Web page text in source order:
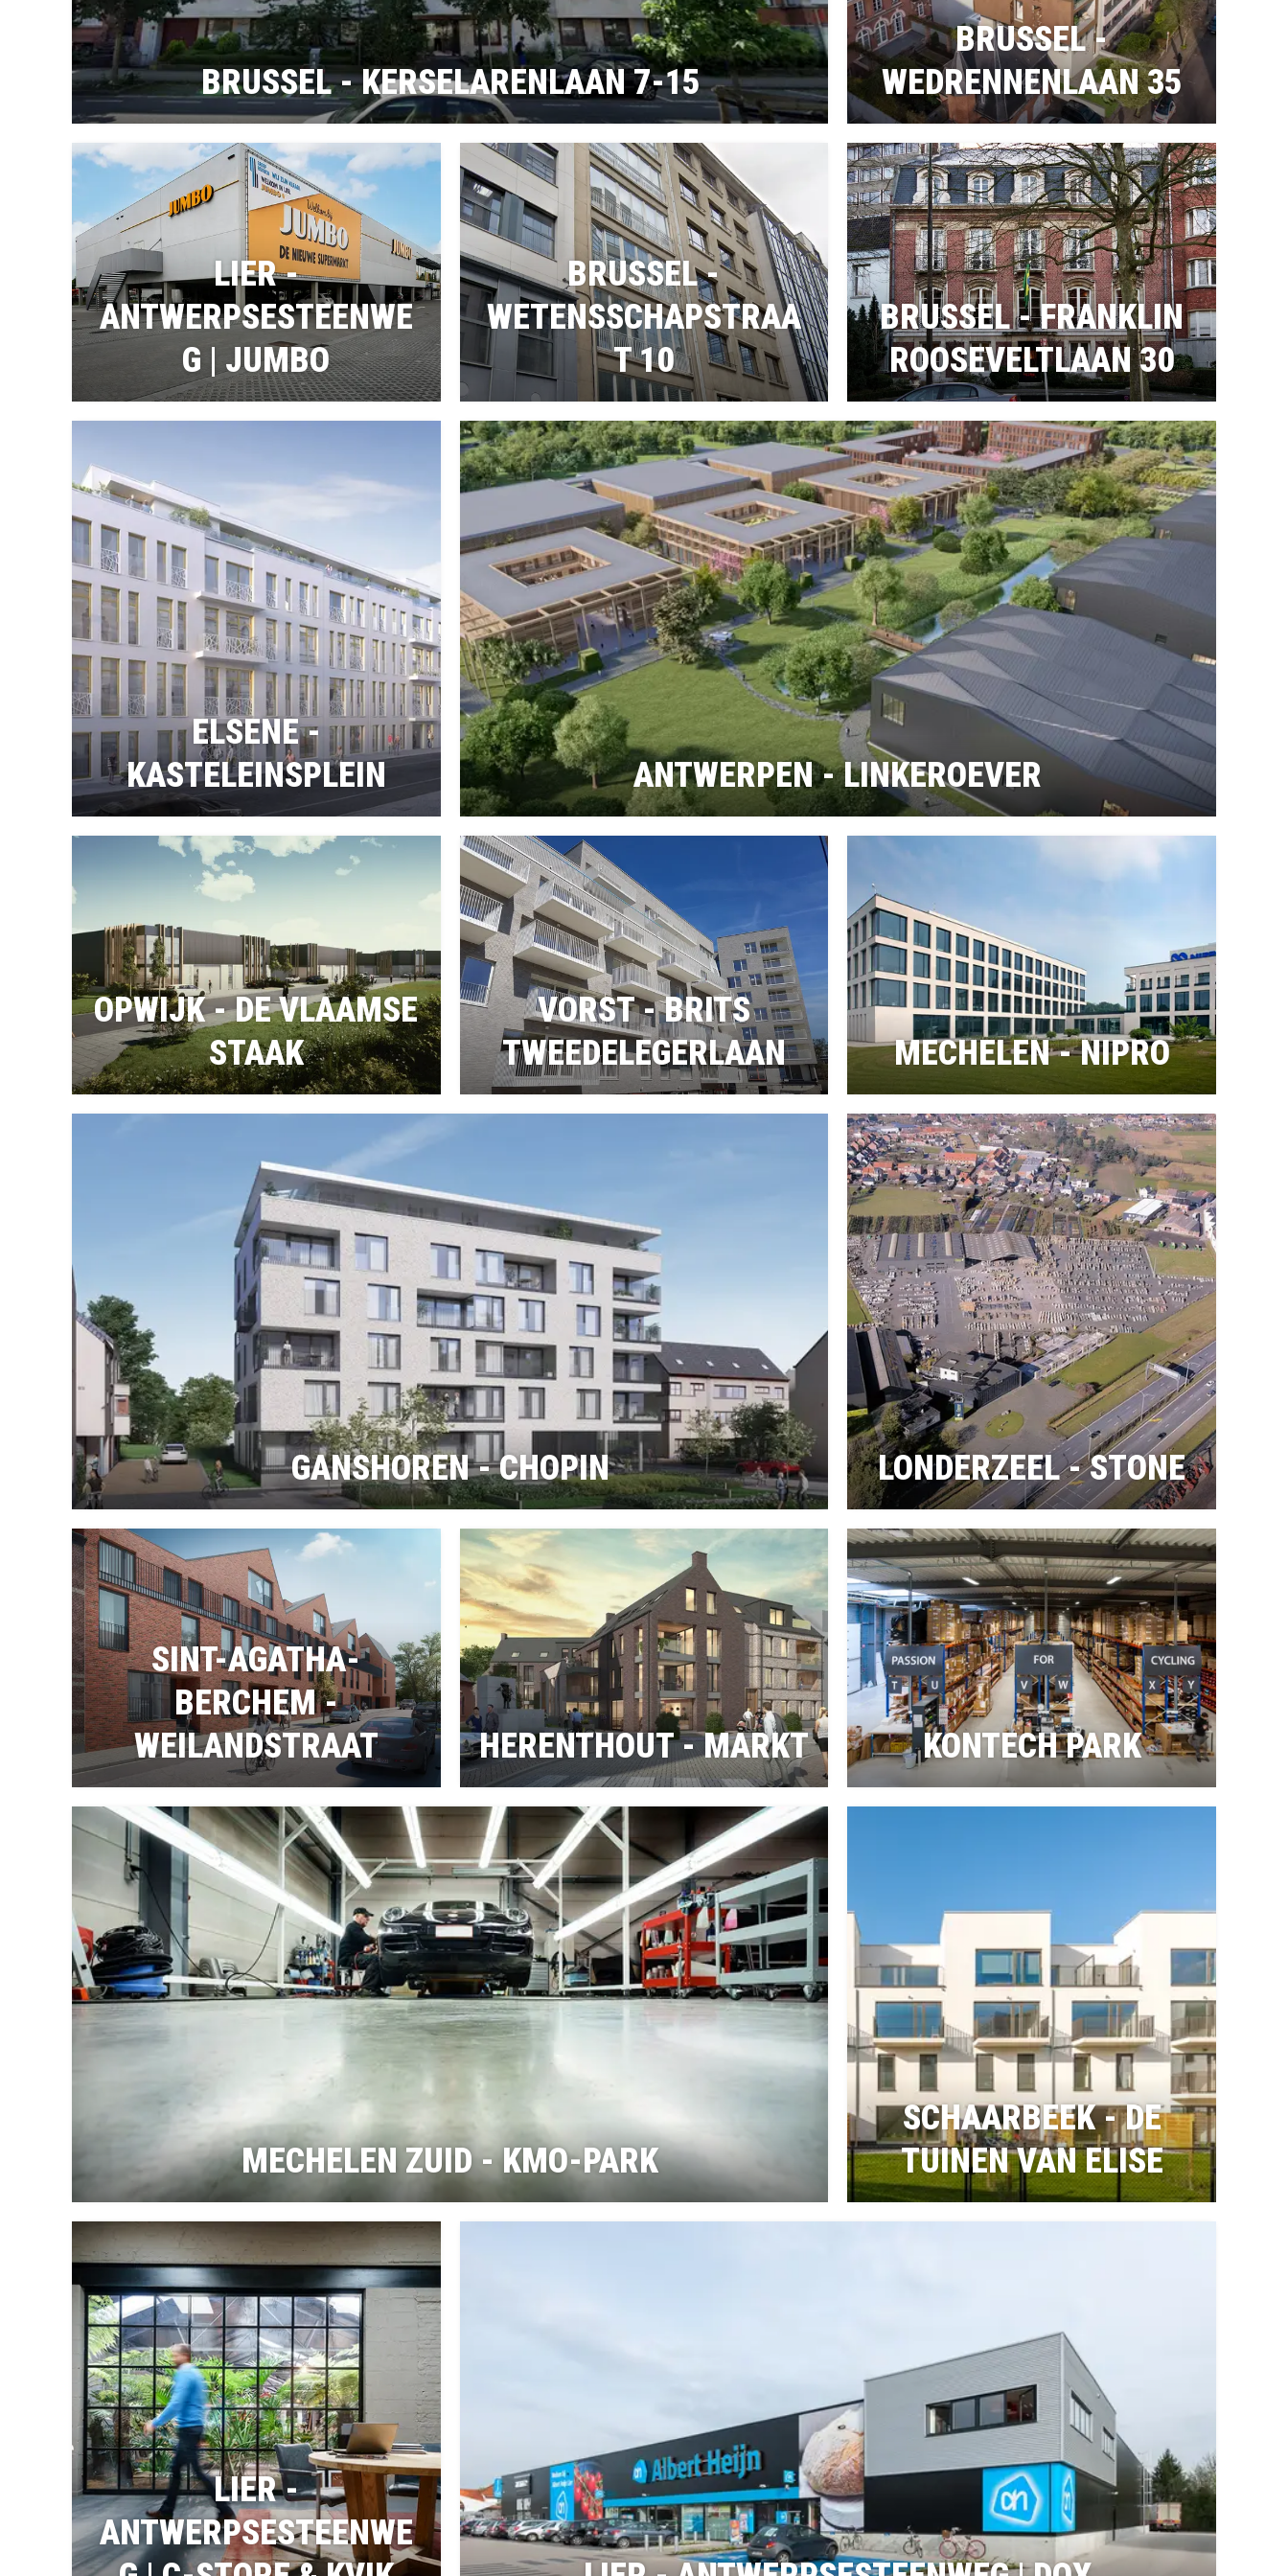
BRUSSEL - KERSELARENLAAN 7-15
BRUSSEL -
WEDRENNENLAAN 35
LIER -
ANTWERPSESTEENWE
G | JUMBO
BRUSSEL -
WETENSSCHAPSTRAA
T 10
BRUSSEL - FRANKLIN
ROOSEVELTLAAN 30
ELSENE -
KASTELEINSPLEIN
ANTWERPEN - LINKEROEVER
OPWIJK - DE VLAAMSE
STAAK
VORST - BRITS
TWEEDELEGERLAAN
GANSHOREN - CHOPIN
MECHELEN - NIPRO
LONDERZEEL - STONE
SINT-AGATHA-
BERCHEM -
WEILANDSTRAAT
HERENTHOUT - MARKT KONTECH PARK
MECHELEN ZUID - KMO-PARK
SCHAARBEEK - DE
TUINEN VAN ELISE
LIER -
ANTWERPSESTEENWE